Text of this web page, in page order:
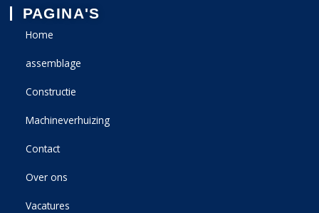
PAGINA'S
Home
assemblage
Constructie
Machineverhuizing
Contact
Over ons
Vacatures